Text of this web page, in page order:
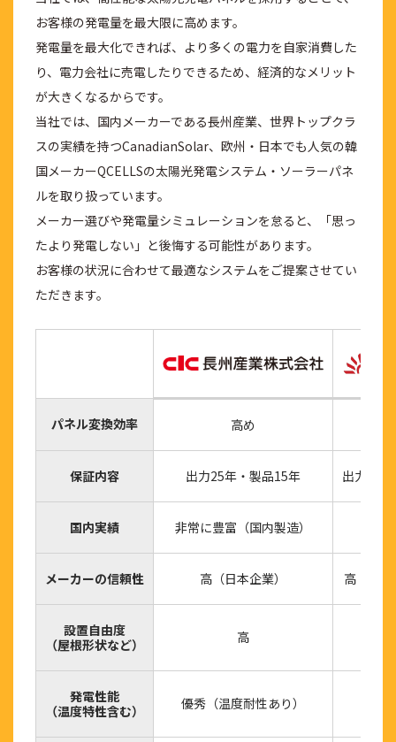
お客様の発電量を最大限に高めます。
発電量を最大化できれば、より多くの電力を自家消費した
り、電力会社に売電したりできるため、経済的なメリット
が大きくなるからです。
当社では、国内メーカーである長州産業、世界トップクラ
スの実績を持つCanadianSolar、欧州・日本でも人気の韓
国メーカーQCELLSの太陽光発電システム・ソーラーパネ
ルを取り扱っています。
メーカー選びや発電量シミュレーションを怠ると、「思っ
たより発電しない」と後悔する可能性があります。
お客様の状況に合わせて最適なシステムをご提案させてい
ただきます。
パネル変換効率 高め
保証内容 出力25年・製品15年 出力25
国内実績 非常に豊富（国内製造）
メーカーの信頼性 高（日本企業） 高（世
設置自由度
（屋根形状など）
高
発電性能
（温度特性含む）
優秀（温度耐性あり）